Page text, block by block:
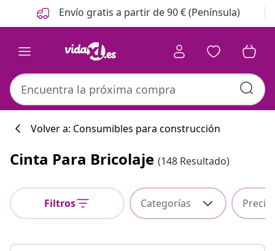
Anterior
Siguiente Envío gratis a partir de 90 € (Península)
Colección de
Volver a: Consumibles para construcción
Cinta Para Bricolaje (148 Resultado)
Filtros Categorías Precio